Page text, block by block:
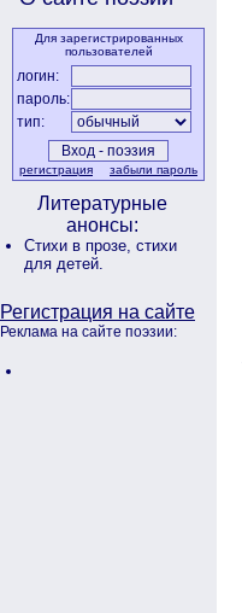
Для зарегистрированных
пользователей
логин:
пароль:
тип:
регистрация забыли пароль
Литературные
анонсы:
Стихи в прозе, стихи
для детей.
Регистрация на сайте
Реклама на сайте поэзии: